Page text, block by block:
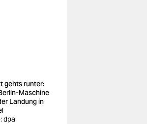
gehts runter:
Maschine
Landung in
dpa